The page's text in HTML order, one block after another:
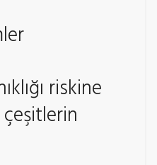
riskine
çeşitlerin